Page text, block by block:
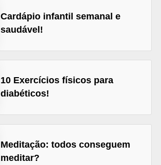
Cardápio infantil semanal e
saudável!
10 Exercícios físicos para
diabéticos!
Meditação: todos conseguem
meditar?